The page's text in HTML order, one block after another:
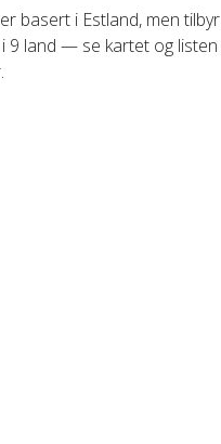
basert i Estland, men tilbyr
9 land — se kartet og listen